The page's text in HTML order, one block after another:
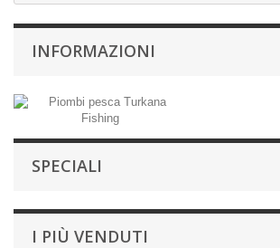
INFORMAZIONI
SPECIALI
I PIÙ VENDUTI